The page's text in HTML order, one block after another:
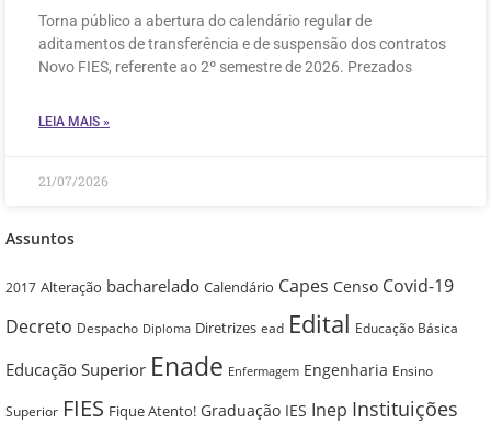
Torna público a abertura do calendário regular de
aditamentos de transferência e de suspensão dos contratos
Novo FIES, referente ao 2º semestre de 2026. Prezados
LEIA MAIS »
21/07/2026
Assuntos
2017 Alteração bacharelado Calendário Capes Censo Covid-19
Decreto Despacho Diploma Diretrizes ead Edital Educação Básica
Educação Superior Enade Enfermagem Engenharia Ensino
Superior FIES Fique Atento! Graduação IES Inep Instituições